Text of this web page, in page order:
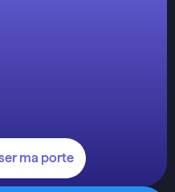
ma porte